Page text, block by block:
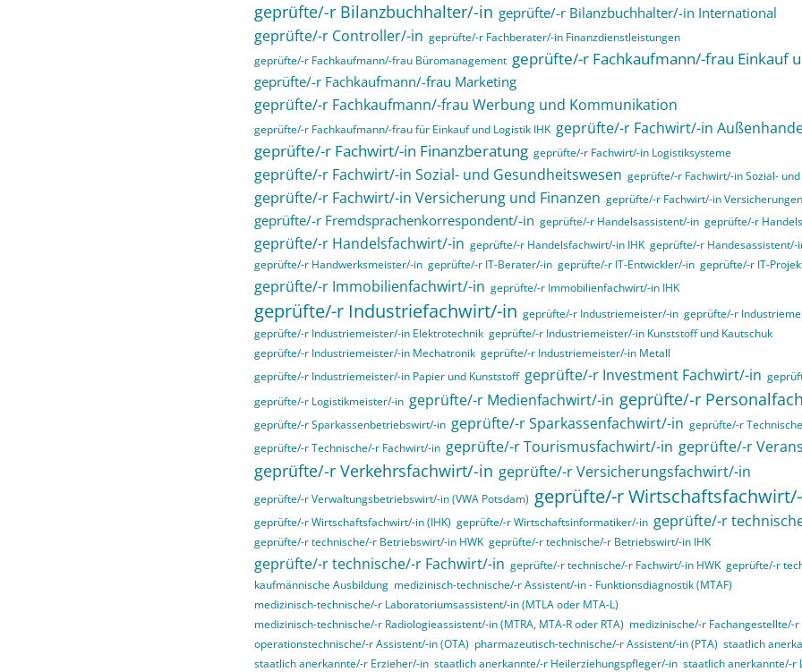
geprüfte/-r Bilanzbuchhalter/-in geprüfte/-r Bilanzbuchhalter/-in International
geprüfte/-r Controller/-in geprüfte/-r Fachberater/-in Finanzdienstleistungen
geprüfte/-r Fachkaufmann/-frau Büromanagement geprüfte/-r Fachkaufmann/-frau Einkauf
geprüfte/-r Fachkaufmann/-frau Marketing
geprüfte/-r Fachkaufmann/-frau Werbung und Kommunikation
geprüfte/-r Fachkaufmann/-frau für Einkauf und Logistik IHK geprüfte/-r Fachwirt/-in
geprüfte/-r Fachwirt/-in Finanzberatung geprüfte/-r Fachwirt/-in Logistiksysteme
geprüfte/-r Fachwirt/-in Sozial- und Gesundheitswesen geprüfte/-r Fachwirt/-in Sozial-
geprüfte/-r Fachwirt/-in Versicherung und Finanzen geprüfte/-r Fachwirt/-in
geprüfte/-r Fremdsprachenkorrespondent/-in geprüfte/-r Handelsassistent/-in geprüfte/-r
geprüfte/-r Handelsfachwirt/-in geprüfte/-r Handelsfachwirt/-in IHK geprüfte/-r Handesassistent/-
geprüfte/-r Handwerksmeister/-in geprüfte/-r IT-Berater/-in geprüfte/-r IT-Entwickler/-in geprüfte/-r IT-
geprüfte/-r Immobilienfachwirt/-in geprüfte/-r Immobilienfachwirt/-in IHK
geprüfte/-r Industriefachwirt/-in geprüfte/-r Industriemeister/-in geprüfte/-r
geprüfte/-r Industriemeister/-in Elektrotechnik geprüfte/-r Industriemeister/-in Kunststoff und Kautschuk
geprüfte/-r Industriemeister/-in Mechatronik geprüfte/-r Industriemeister/-in Metall
geprüfte/-r Industriemeister/-in Papier und Kunststoff geprüfte/-r Investment Fachwirt/-in
geprüfte/-r Logistikmeister/-in geprüfte/-r Medienfachwirt/-in geprüfte/-r
geprüfte/-r Sparkassenbetriebswirt/-in geprüfte/-r Sparkassenfachwirt/-in geprüfte/-r
geprüfte/-r Technische/-r Fachwirt/-in geprüfte/-r Tourismusfachwirt/-in geprüfte/-r
geprüfte/-r Verkehrsfachwirt/-in geprüfte/-r Versicherungsfachwirt/-in
geprüfte/-r Verwaltungsbetriebswirt/-in (VWA Potsdam) geprüfte/-r
geprüfte/-r Wirtschaftsfachwirt/-in (IHK) geprüfte/-r Wirtschaftsinformatiker/-in geprüfte/-r
geprüfte/-r technische/-r Betriebswirt/-in HWK geprüfte/-r technische/-r Betriebswirt/-in IHK
geprüfte/-r technische/-r Fachwirt/-in geprüfte/-r technische/-r Fachwirt/-in HWK geprüfte/-r
kaufmännische Ausbildung medizinisch-technische/-r Assistent/-in - Funktionsdiagnostik (MTAF)
medizinisch-technische/-r Laboratoriumsassistent/-in (MTLA oder MTA-L)
medizinisch-technische/-r Radiologieassistent/-in (MTRA, MTA-R oder RTA) medizinische/-r Fachangestellte/-r
operationstechnische/-r Assistent/-in (OTA) pharmazeutisch-technische/-r Assistent/-in (PTA) staatlich
staatlich anerkannte/-r Erzieher/-in staatlich anerkannte/-r Heilerziehungspfleger/-in staatlich anerkannte/-r